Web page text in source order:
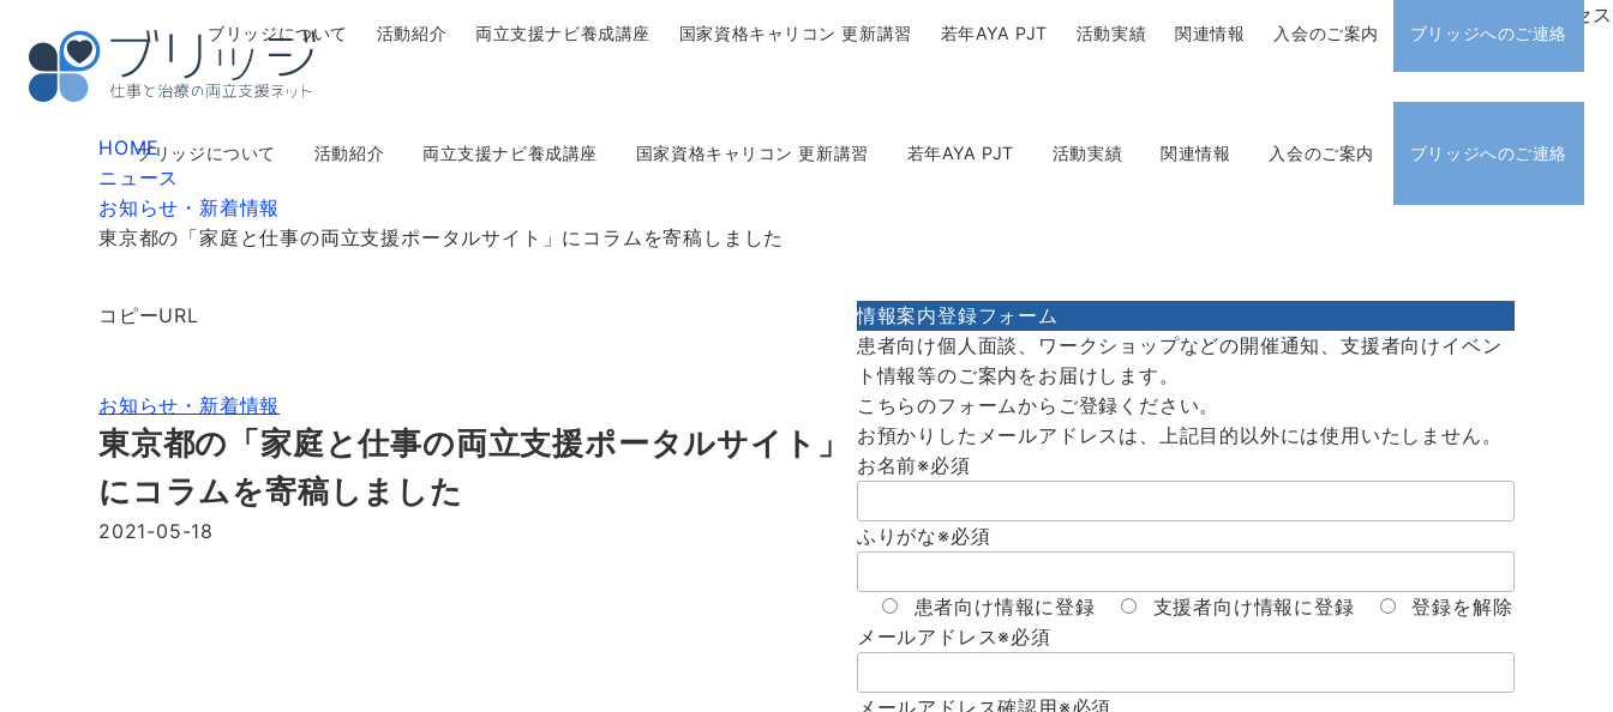
アクセス
ブリッジについて 活動紹介 両立支援ナビ養成講座 国家資格キャリコン 更新講習 若年AYA PJT 活動実績 関連情報 入会のご案内 ブリッジへのご連絡
ブリッジについて 活動紹介 両立支援ナビ養成講座 国家資格キャリコン 更新講習 若年AYA PJT 活動実績 関連情報 入会のご案内 ブリッジへのご連絡
HOME
ニュース
お知らせ・新着情報
東京都の「家庭と仕事の両立支援ポータルサイト」にコラムを寄稿しました
コピーURL
お知らせ・新着情報
東京都の「家庭と仕事の両立支援ポータルサイト」
にコラムを寄稿しました
2021-05-18
情報案内登録フォーム
患者向け個人面談、ワークショップなどの開催通知、支援者向けイベン
ト情報等のご案内をお届けします。
こちらのフォームからご登録ください。
お預かりしたメールアドレスは、上記目的以外には使用いたしません。
お名前※必須
ふりがな※必須
患者向け情報に登録 支援者向け情報に登録
登録を解除
メールアドレス※必須
メールアドレス確認用※必須